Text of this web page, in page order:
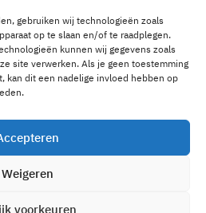
gebruiken wij technologieën zoals
op te slaan en/of te raadplegen.
kunnen wij gegevens zoals
site verwerken. Als je geen toestemming
kan dit een nadelige invloed hebben op
Weigeren
voorkeuren